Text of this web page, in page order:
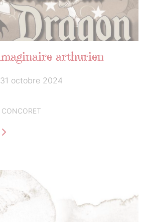
arthurien
octobre 2024